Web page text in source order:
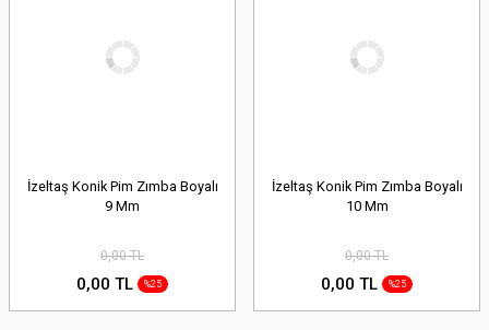
İzeltaş Konik Pim Zımba Boyalı
9 Mm
0,00 TL
0,00 TL %25
İzeltaş Konik Pim Zımba Boyalı
10 Mm
0,00 TL
0,00 TL %25